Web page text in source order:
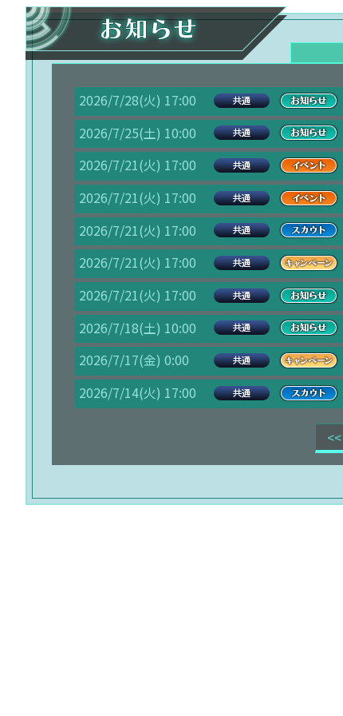
2026/7/28(火) 17:00
2026/7/25(土) 10:00
2026/7/21(火) 17:00
2026/7/21(火) 17:00
2026/7/21(火) 17:00
2026/7/21(火) 17:00
2026/7/21(火) 17:00
2026/7/18(土) 10:00
2026/7/17(金) 0:00
2026/7/14(火) 17:00
<<